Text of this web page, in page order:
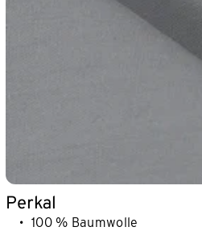
Perkal
100 % Baumwolle